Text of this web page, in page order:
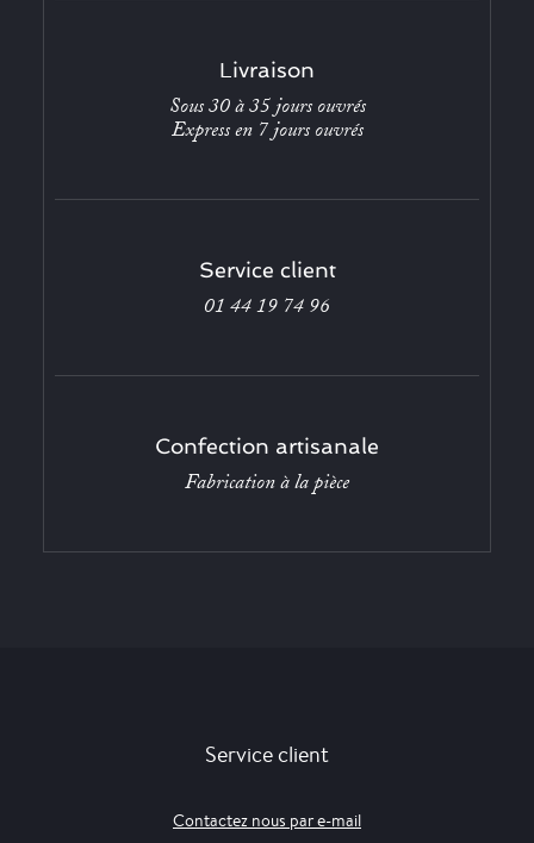
Livraison
Sous 30 à 35 jours ouvrés
Express en 7 jours ouvrés
Service client
01 44 19 74 96
Confection artisanale
Fabrication à la pièce
Service client
Contactez nous par e-mail